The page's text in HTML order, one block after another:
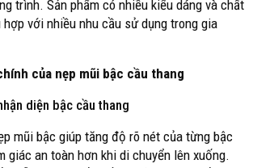
trình. Sản phẩm có nhiều kiểu dáng và chất
hợp với nhiều nhu cầu sử dụng trong gia
của nẹp mũi bậc cầu thang
diện bậc cầu thang
mũi bậc giúp tăng độ rõ nét của từng bậc
giác an toàn hơn khi di chuyển lên xuống.